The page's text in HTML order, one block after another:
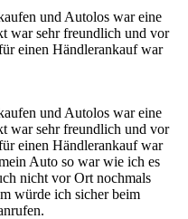
und Autolos war eine
war sehr freundlich und vor
einen Händlerankauf war
und Autolos war eine
war sehr freundlich und vor
einen Händlerankauf war
Auto so war wie ich es
nicht vor Ort nochmals
würde ich sicher beim